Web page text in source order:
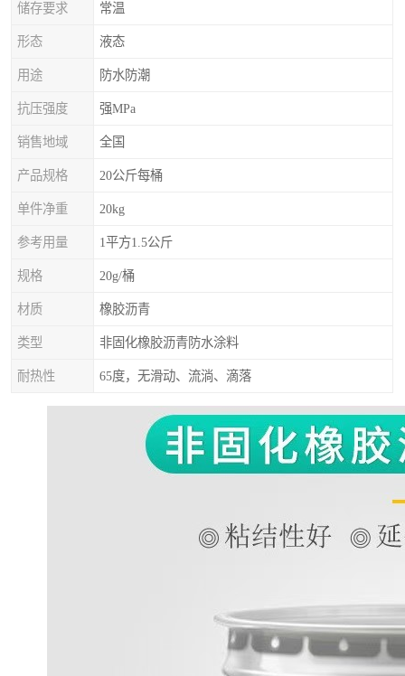
储存要求 常温
形态 液态
用途 防水防潮
抗压强度 强MPa
销售地域 全国
产品规格 20公斤每桶
单件净重 20kg
参考用量 1平方1.5公斤
规格 20g/桶
材质 橡胶沥青
类型 非固化橡胶沥青防水涂料
耐热性 65度，无滑动、流淌、滴落